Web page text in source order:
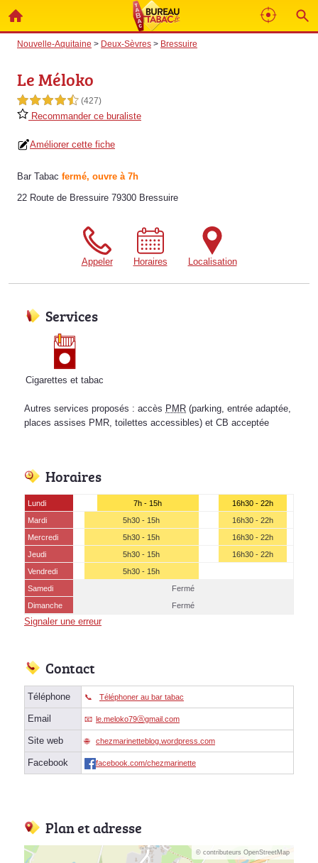
Nouvelle-Aquitaine > Deux-Sèvres > Bressuire
Le Méloko
4,5 étoiles sur 5 (427)
Recommander ce buraliste
Améliorer cette fiche
Bar Tabac fermé, ouvre à 7h
22 Route de Bressuire 79300 Bressuire
Appeler Horaires Localisation
Services
Cigarettes et tabac
Autres services proposés : accès PMR (parking, entrée adaptée,
places assises PMR, toilettes accessibles) et CB acceptée
Horaires
Lundi 7h - 15h
16h30 - 22h
Mardi
5h30 - 15h
16h30 - 22h
Mercredi
5h30 - 15h
16h30 - 22h
Jeudi
5h30 - 15h
16h30 - 22h
Vendredi
5h30 - 15h
Samedi
Fermé
Dimanche
Fermé
Signaler une erreur
Contact
Téléphone Téléphoner au bar tabac
Email le.meloko79ⓐgmail.com
Site web chezmarinetteblog.wordpress.com
Facebook facebook.com/chezmarinette
Plan et adresse
© contributeurs OpenStreetMap